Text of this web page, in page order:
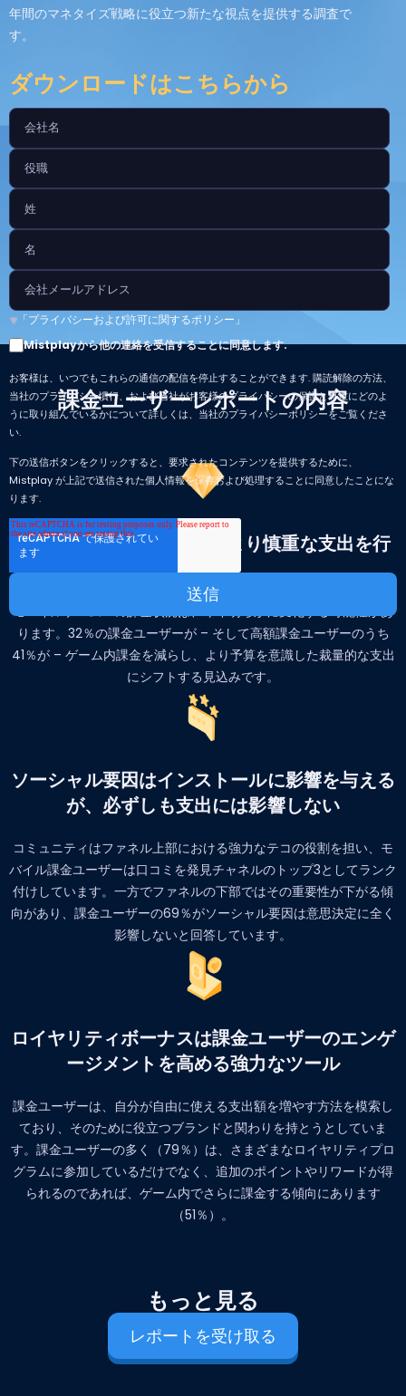
年間のマネタイズ戦略に役立つ新たな視点を提供する調査で
す。
ダウンロードはこちらから
「プライバシーおよび許可に関するポリシー」
Mistplayから他の連絡を受信することに同意します.
お客様は、いつでもこれらの通信の配信を停止することができます. 購読解除の方法、
当社のプライバシー慣行、および当社がお客様のプライバシーの保護と尊重にどのよ
うに取り組んでいるかについて詳しくは、当社のプライバシーポリシーをご覧くださ
い.
下の送信ボタンをクリックすると、要求されたコンテンツを提供するために、
Mistplay が上記で送信された個人情報を保存および処理することに同意したことにな
ります.
課金ユーザーレポートの内容
2024年、課金ユーザーはより慎重な支出を行
う傾向に
モバイルゲームへの課金状況は、今年明らかに変化する可能性があ
ります。32％の課金ユーザーが – そして高額課金ユーザーのうち
41％が – ゲーム内課金を減らし、より予算を意識した裁量的な支出
にシフトする見込みです。
ソーシャル要因はインストールに影響を与える
が、必ずしも支出には影響しない
コミュニティはファネル上部における強力なテコの役割を担い、モ
バイル課金ユーザーは口コミを発見チャネルのトップ3としてランク
付けしています。一方でファネルの下部ではその重要性が下がる傾
向があり、課金ユーザーの69％がソーシャル要因は意思決定に全く
影響しないと回答しています。
ロイヤリティボーナスは課金ユーザーのエンゲ
ージメントを高める強力なツール
課金ユーザーは、自分が自由に使える支出額を増やす方法を模索し
ており、そのために役立つブランドと関わりを持とうとしていま
す。課金ユーザーの多く（79％）は、さまざまなロイヤリティプロ
グラムに参加しているだけでなく、追加のポイントやリワードが得
られるのであれば、ゲーム内でさらに課金する傾向にあります
（51％）。
もっと見る
レポートを受け取る